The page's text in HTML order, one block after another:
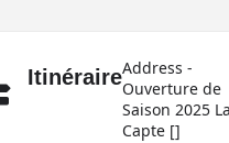
ItinéraireAddress -
Ouverture de
Saison 2025 La
Capte []